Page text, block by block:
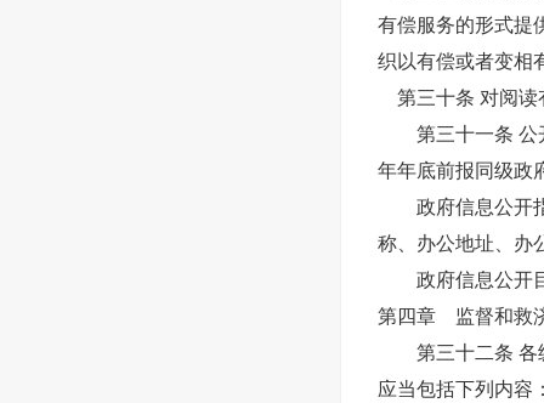
有偿服务的形式提
织以有偿或者变相
第三十条 对阅读
第三十一条 公开
年年底前报同级政
政府信息公开指
称、办公地址、办
政府信息公开目
第四章 监督和救
第三十二条 各级
应当包括下列内容